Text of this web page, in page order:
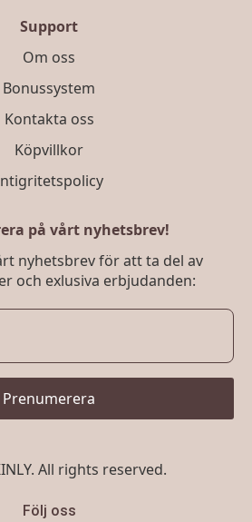
Support
Om oss
Bonussystem
Kontakta oss
Köpvillkor
på vårt nyhetsbrev!
nyhetsbrev för att ta del av
och exlusiva erbjudanden:
Prenumerera
All rights reserved.
Följ oss